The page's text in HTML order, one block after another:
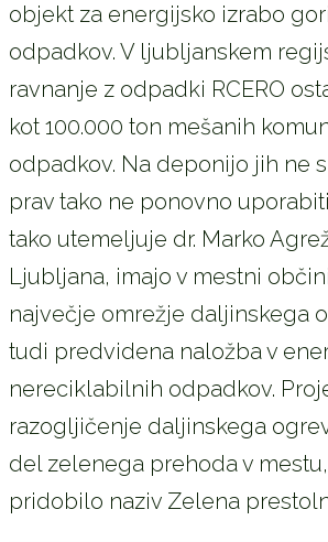
objekt za energijsko izrabo
odpadkov. V ljubljanskem
ravnanje z odpadki RCERO
kot 100.000 ton mešanih
odpadkov. Na deponijo jih ne
prav tako ne ponovno
tako utemeljuje dr. Marko
Ljubljana, imajo v mestni
največje omrežje daljinskega
tudi predvidena naložba v
nereciklabilnih odpadkov.
razogljičenje daljinskega
del zelenega prehoda v
pridobilo naziv Zelena